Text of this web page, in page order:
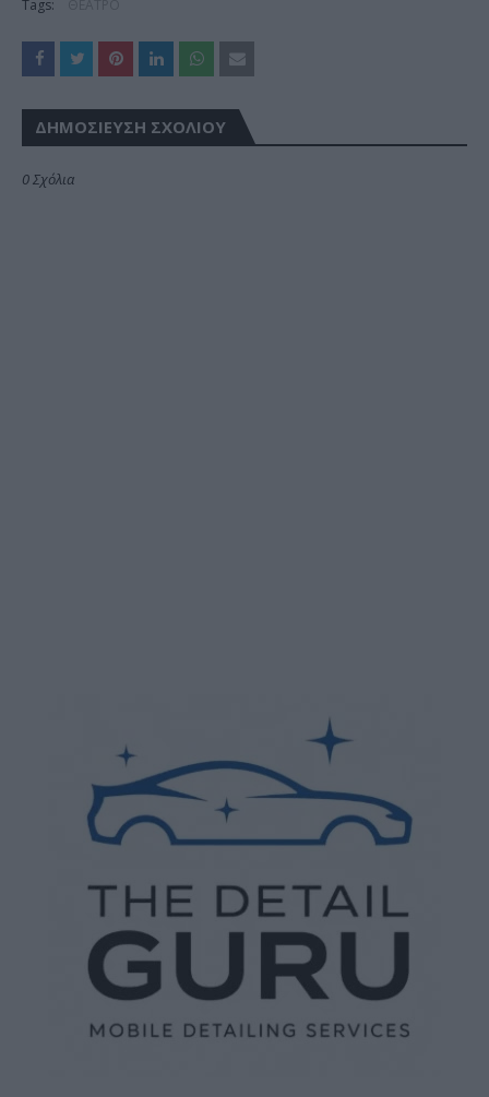
Tags:
ΔΗΜΟΣΊΕΥΣΗ ΣΧΟΛΊΟΥ
0 Σχόλια